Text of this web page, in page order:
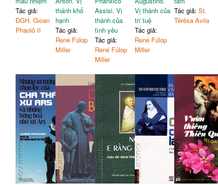
Tác giả:
ĐGH. Gioan
Phaolô II
thánh khổ
hạnh
Tác giả:
René Fúlop
Miller
Assisi. Vị
thánh của
tình yêu
Tác giả:
René Fúlop
Miller
Vị thánh của
trí tuệ
Tác giả:
René Fúlop
Miller
Tác giả:St.
Têrêsa Avila